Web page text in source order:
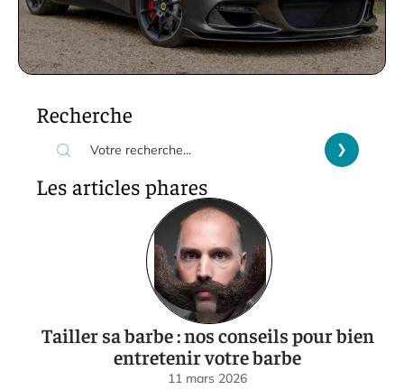
Recherche
Les articles phares
Tailler sa barbe : nos conseils pour bien
entretenir votre barbe
11 mars 2026